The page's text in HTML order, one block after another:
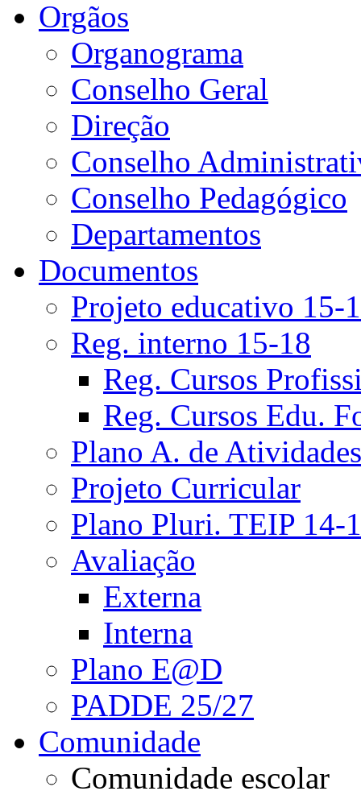
Orgãos
Organograma
Conselho Geral
Direção
Conselho
Conselho Pedagógico
Departamentos
Documentos
Projeto educativo 15-
Reg. interno 15-18
Reg. Cursos
Reg. Cursos Edu.
Plano A. de Atividades
Projeto Curricular
Plano Pluri. TEIP 14-
Avaliação
Externa
Interna
Plano E@D
PADDE 25/27
Comunidade
Comunidade escolar